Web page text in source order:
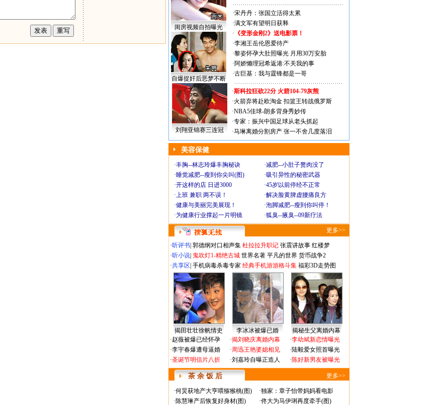
闺房视频自拍曝光
自爆捉奸后恶梦不断
·宋丹丹：张国立活得太累
·满文军有望明日获释
· 《变形金刚2》送电影票！
·李湘王岳伦恩爱待产
·黎姿怀孕大肚照曝光 月用30万安胎
·阿娇懒理冠希返港:不关我的事
·古巨基：我与霆锋都是一哥
刘翔亚锦赛三连冠
·斯科拉狂砍22分 火箭104-79灰熊
·火箭弃将赴欧淘金 扣篮王转战俄罗斯
·NBA5佳球-朗多背身秀妙传
·专家：振兴中国足球从老头抓起
·马琳离婚分割房产 张一不舍几度落泪
美容保健
·丰胸--林志玲爆丰胸秘诀 ·减肥--小肚子赘肉没了
·睡觉减肥--瘦到你尖叫(图) ·吸引异性的秘密武器
·开这样的店 日进3000 ·45岁以前停经不正常
·上班 兼职 两不误！ ·解决脸黄脾虚腰痛良方
·健康与美丽完美展现！ ·泡脚减肥--瘦到你叫停！
·为健康行业撑起一片明镜 ·狐臭--腋臭--09新疗法
更多>>
·听评书 郭德纲对口相声集 杜拉拉升职记 张震讲故事 红楼梦
·听小说 鬼吹灯1-精绝古城 世界名著 平凡的世界 货币战争2
·共享区 手机病毒杀毒专家 经典手机游游格斗集 福彩3D走势图
揭田壮壮徐帆情史 李冰冰被爆已婚
揭秘生父离婚内幕
·赵薇被爆已经怀孕
·李宇春爆遭母逼婚
·圣诞节明信片八折
·揭刘晓庆离婚内幕
·周迅王艳婆媳相见
·刘嘉玲自曝正造人
·李幼斌新恋情曝光
·陆毅爱女照首曝光
·陈好新男友被曝光
茶 余 饭 后 更多>>
·何炅获地产大亨喂猕猴桃(图) ·独家：章子怡带妈妈看电影
·陈慧琳产后恢复好身材(图) ·佟大为马伊琍再度牵手(图)